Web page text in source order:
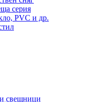
серия
PVC и др.
свещници